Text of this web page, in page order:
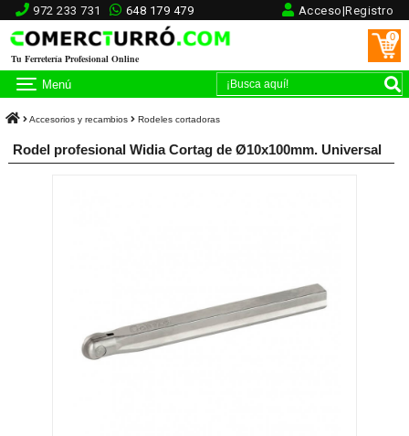
972 233 731 648 179 479 Acceso|Registro
Tu Ferretería Profesional Online
0
Menú
Accesorios y recambios Rodeles cortadoras
Rodel profesional Widia Cortag de Ø10x100mm. Universal